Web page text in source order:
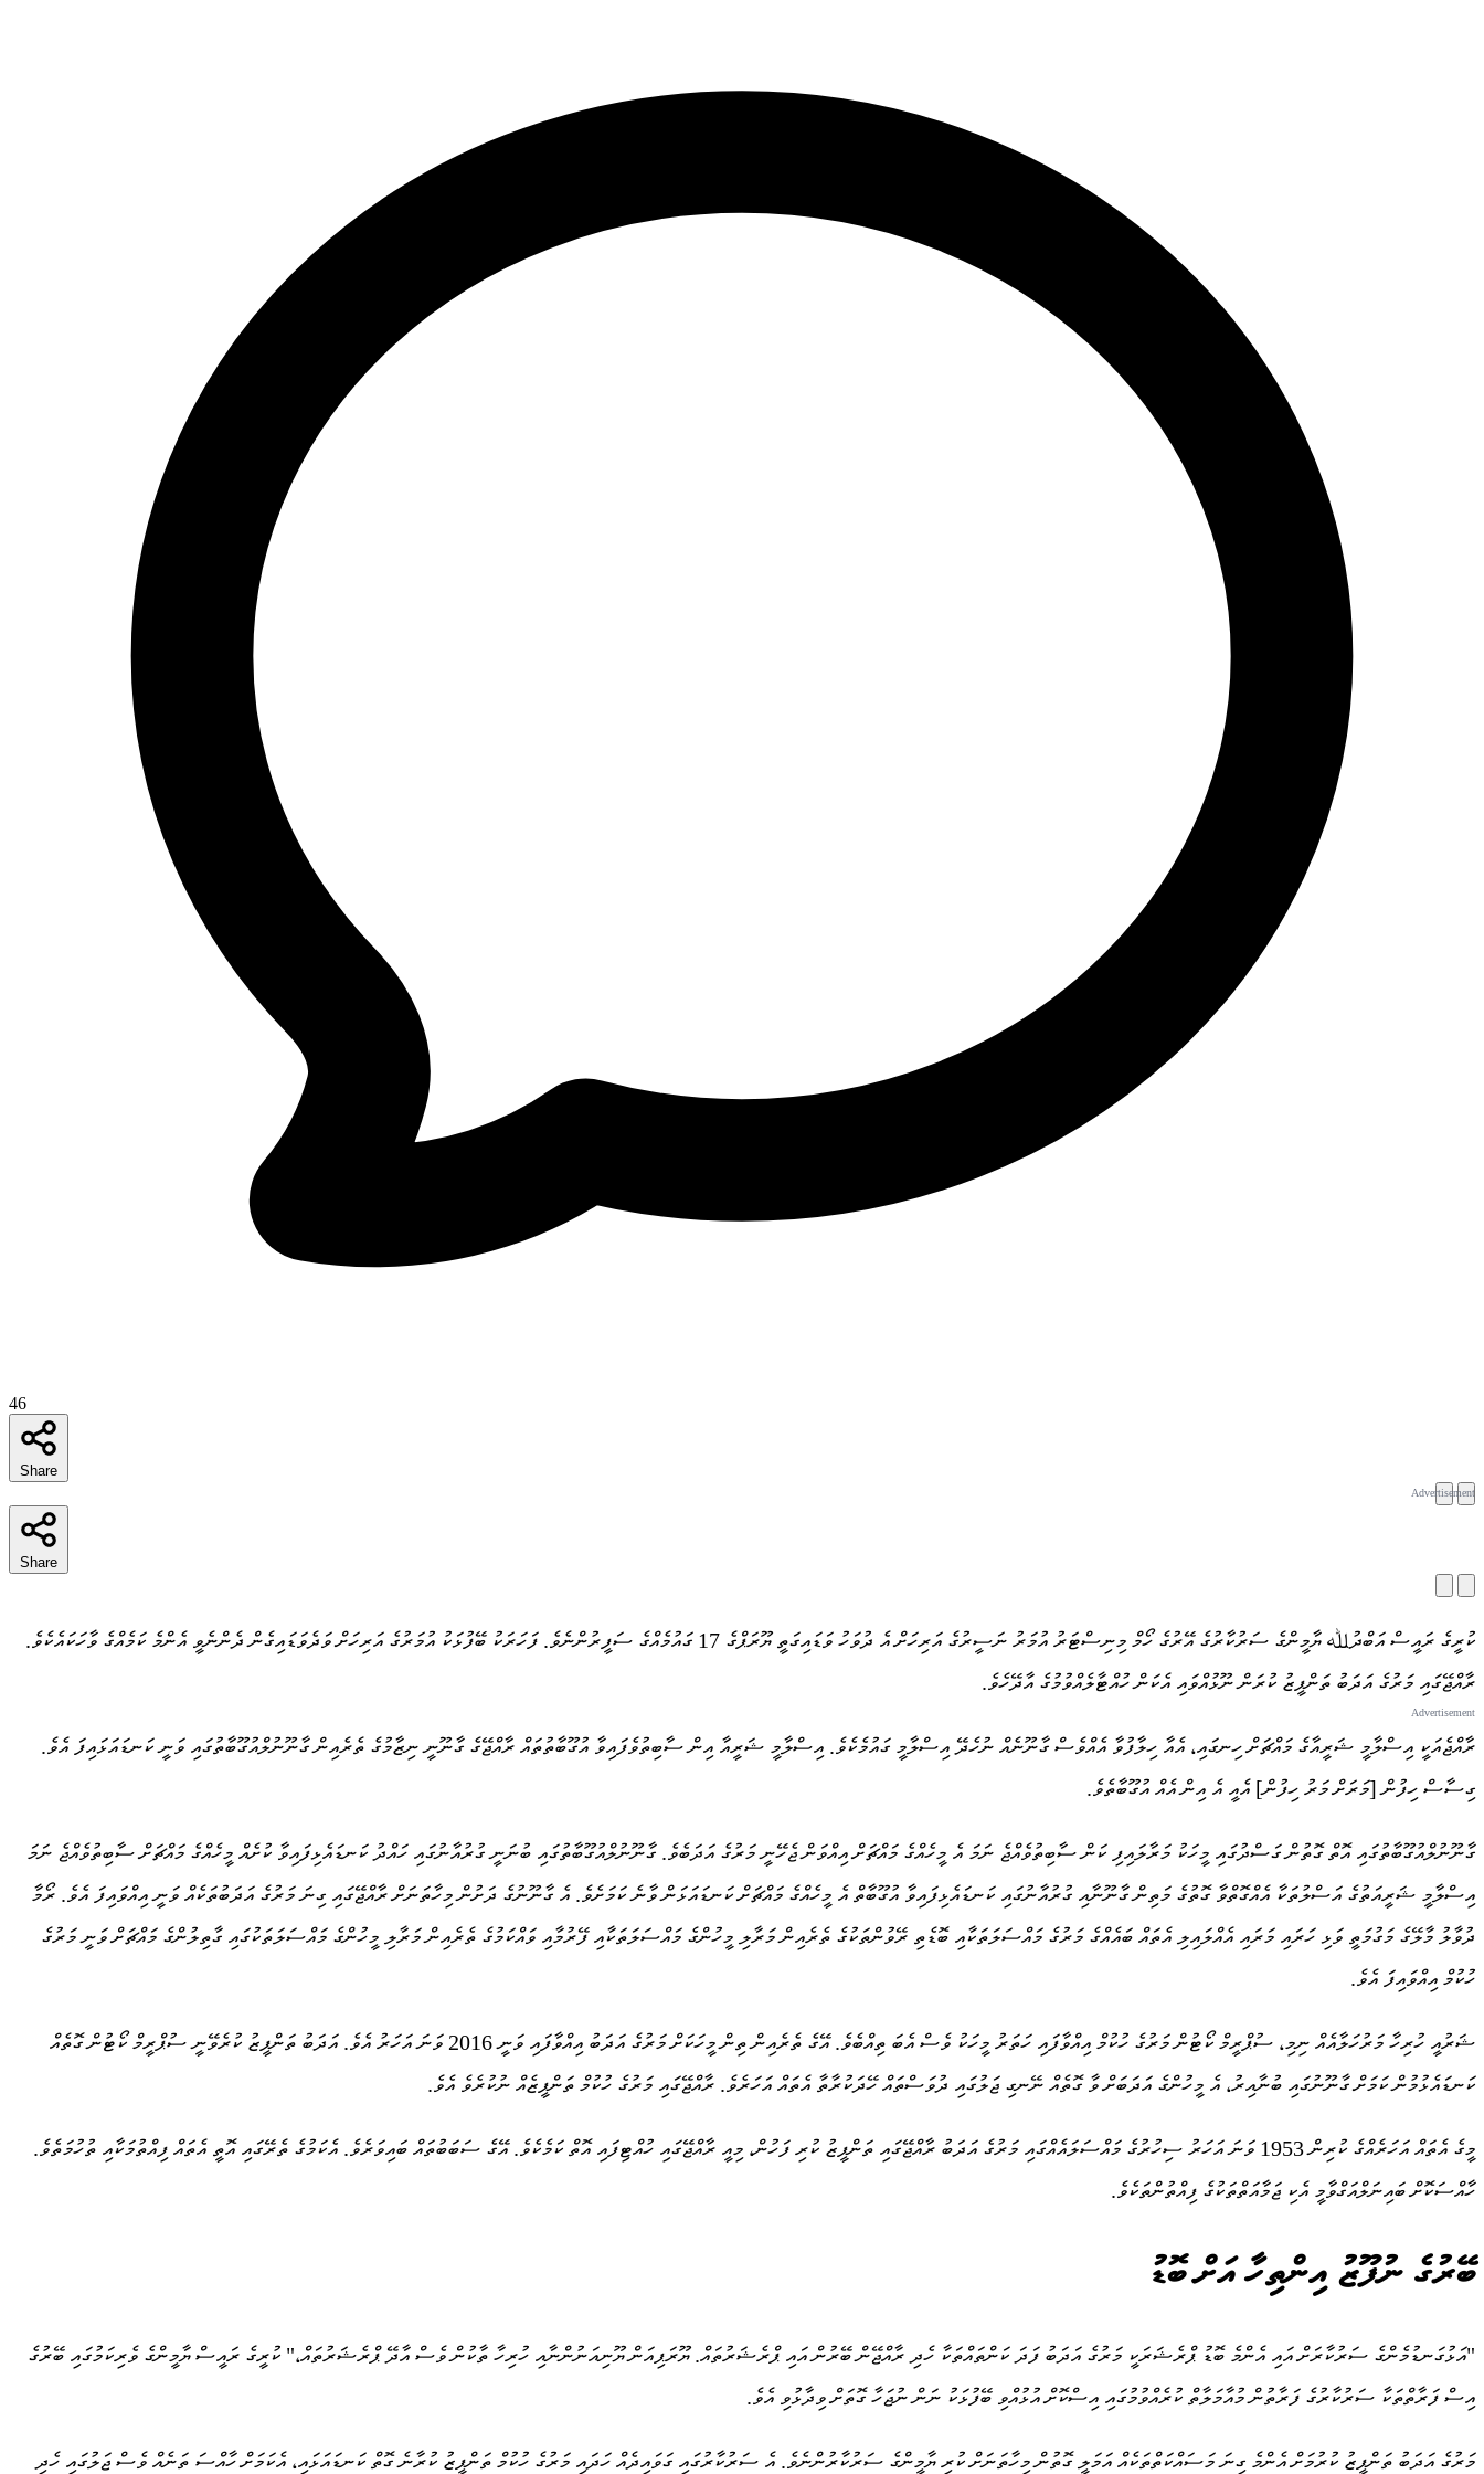
46
Share
Share
ކުރީގެ ރައީސް އަބްދުﷲ ޔާމީންގެ ސަރުކާރުގެ އޭރުގެ ހޯމް މިނިސްޓަރު އުމަރު ނަސީރުގެ އަރިހަށް އެ ދުވަހު ވަޑައިގަތީ ޔޫރަޕްގެ 17 ގައުމެއްގެ ސަފީރުންނެވެ. ފަހަރަކު ބޭފުޅަކު އުމަރުގެ އަރިހަށް ވަދެވަޑައިގެން ދެންނެވީ އެންމެ ކަމެއްގެ ވާހަކައެކެވެ.
ރާއްޖޭގައި މަރުގެ އަދަބު ތަންފީޒު ކުރަން ނޫޅުއްވައި އެކަން ހުއްޓާލެއްވުމުގެ އާދޭހެވެ.
ރާއްޖެއަކީ އިސްލާމީ ޝަރީއާގެ މައްޗަށް ހިނގައި، އެއާ ހިލާފުވާ އެއްވެސް ގާނޫނެއް ނުހެދޭ އިސްލާމީ ގައުމެކެވެ. އިސްލާމީ ޝަރީއާ އިން ސާބިތުވެފައިވާ އުގޫބާތުތައް ރާއްޖޭގެ ގާނޫނީ ނިޒާމުގެ ތެރެއިން ގާނޫނުލްއުގޫބާތުގައި ވަނީ ކަނޑައަޅައިފަ އެވެ.
ގިސާސް ހިފުން [މަރަށް މަރު ހިފުން] އެއީ އެ އިން އެއް އުގޫބާތެވެ.
ގާނޫނުލްއުގޫބާތުގައި އޮތް ގޮތުން ގަސްދުގައި މީހަކު މަރާލައިފި ކަން ސާބިތުވެއްޖެ ނަމަ އެ މީހެއްގެ މައްޗަށް އިއްވަން ޖެހޭނީ މަރުގެ އަދަބެވެ. ގާނޫނުލްއުގޫބާތުގައި ބުނަނީ ގުރުއާނުގައި ހައްދު ކަނޑައެޅިފައިވާ ކުށެއް މީހެއްގެ މައްޗަށް ސާބިތުވެއްޖެ ނަމަ
އިސްލާމީ ޝަރީއަތުގެ އަސްލުތަކާ އެއްގޮތްވާ ގޮތުގެ މަތިން ގާނޫނާއި ގުރުއާނުގައި ކަނޑައެޅިފައިވާ އުގޫބާތް އެ މީހެއްގެ މައްޗަށް ކަނޑައަޅަން ވާނެ ކަމަށެވެ. އެ ގާނޫނުގެ ދަށުން މިހާތަނަށް ރާއްޖޭގައި ގިނަ މަރުގެ އަދަބުތަކެއް ވަނީ އިއްވައިފަ އެވެ. ރޯމާ
ދުވާލު މާލޭގެ މަގުމަތީ ވަޅި ހަރައި މަރައި އެއްލައިލި އެތައް ބައެއްގެ މަރުގެ މައްސަލަތަކާއި ބޮޑެތި ރޭވުންތަކުގެ ތެރެއިން މަރާލި މީހުންގެ މައްސަލަތަކާއި ފޭރުމާއި ވައްކަމުގެ ތެރެއިން މަރާލި މީހުންގެ މައްސަލަތަކުގައި ގާތިލުންގެ މައްޗަށް ވަނީ މަރުގެ
ހުކުމް އިއްވައިފަ އެވެ.
ޝަރުއީ ހުރިހާ މަރުހަލާއެއް ނިމި، ސުޕްރީމް ކޯޓުން މަރުގެ ހުކުމް އިއްވާފައި ހަތަރު މީހަކު ވެސް އެބަ ތިއްބެވެ. އޭގެ ތެރެއިން ތިން މީހަކަށް މަރުގެ އަދަބު އިއްވާފައި ވަނީ 2016 ވަނަ އަހަރު އެވެ. އަދަބު ތަންފީޒު ކުރެވޭނީ ސުޕްރީމް ކޯޓުން ގޮތެއް
ކަނޑައެޅުމުން ކަމަށް ގާނޫނުގައި ބުނާއިރު، އެ މީހުންގެ އަދަބަށް ވާ ގޮތެއް ނޭނގި ޖަލުގައި ދުވަސްތައް ހޭދަކުރާތާ އެތައް އަހަރެވެ. ރާއްޖޭގައި މަރުގެ ހުކުމް ތަންފީޒެއް ނުކުރެވެ އެވެ.
މީގެ އެތައް އަހަރެއްގެ ކުރިން 1953 ވަނަ އަހަރު ސިހުރުގެ މައްސަލައެއްގައި މަރުގެ އަދަބު ރާއްޖޭގައި ތަންފީޒު ކުރި ފަހުން، މިއީ ރާއްޖޭގައި ހުއްޓިފައި އޮތް ކަމެކެވެ. އޭގެ ސަބަބުތައް ބައިވަރެވެ. އެކަމުގެ ތެރޭގައި އޮތީ އެތައް ފިއްތުމަކާއި ތުހުމަތެވެ.
ހާއްސަކޮށް ބައިނަލްއަގްވާމީ އެކި ޖަމާއަތްތަކުގެ ފިއްތުންތަކެވެ.
ބޭރުގެ ނުފޫޒު އިންތިހާ އަށް ބޮޑު
"އަޅުގަނޑުމެންގެ ސަރުކާރަށް އައި އެންމެ ބޮޑު ޕްރެޝަރަކީ މަރުގެ އަދަބު ފަދަ ކަންތައްތަކާ ހެދި ރާއްޖޭން ބޭރުން އައި ޕްރެޝަރުތައް. ޔޫރަޕިއަން ޔޫނިއަނުންނާއި ހުރިހާ ތާކުން ވެސް އާދޭ ޕްރެޝަރުތައް،" ކުރީގެ ރައީސް ޔާމީންގެ ވެރިކަމުގައި ބޭރުގެ
އިސް ފަރާތްތަކާ ސަރުކާރުގެ ފަރާތުން މުއާމަލާތް ކުރެއްވުމުގައި އިސްކޮށް އުޅުއްވި ބޭފުޅަކު ނަން ނުޖަހާ ގޮތަށް ވިދާޅުވި އެވެ.
މަރުގެ އަދަބު ތަންފީޒު ކުރުމަށް އެންމެ ގިނަ މަސައްކަތްތަކެއް އަމަލީ ގޮތުން މިހާތަނަށް ކުރި ޔާމީންގެ ސަރުކާރުންނެވެ. އެ ސަރުކާރުގައި ގަވައިދެއް ހަދައި މަރުގެ ހުކުމް ތަންފީޒު ކުރާނެ ގޮތް ކަނޑައަޅައި، އެކަމަށް ހާއްސަ ތަނެއް ވެސް ޖަލުގައި ހެދި